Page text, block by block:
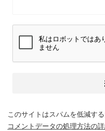
このサイトはスパムを低減す
コメントデータの処理方法の